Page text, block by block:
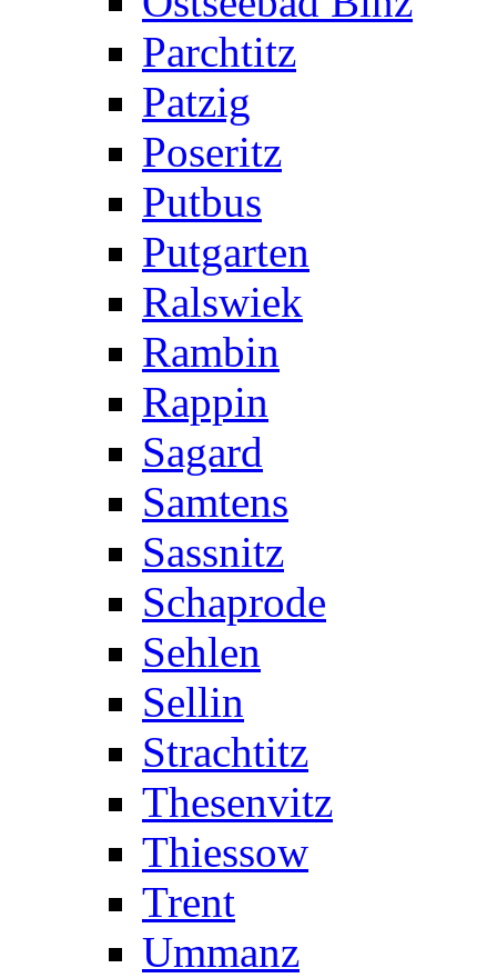
Parchtitz
Patzig
Poseritz
Putbus
Putgarten
Ralswiek
Rambin
Rappin
Sagard
Samtens
Sassnitz
Schaprode
Sehlen
Sellin
Strachtitz
Thesenvitz
Thiessow
Trent
Ummanz